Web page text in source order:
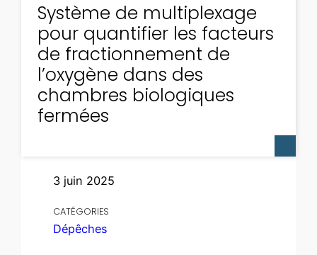
Système de multiplexage
pour quantifier les facteurs
de fractionnement de
l’oxygène dans des
chambres biologiques
fermées
3 juin 2025
CATÉGORIES
Dépêches